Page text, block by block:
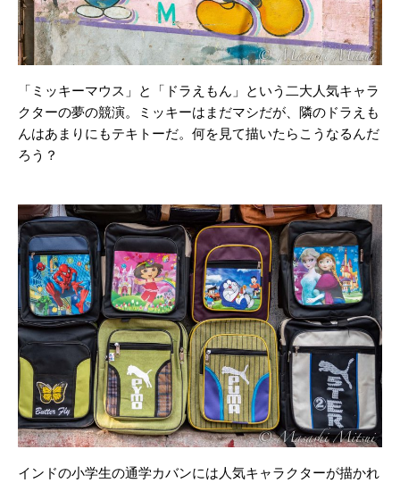
「ミッキーマウス」と「ドラえもん」という二大人気キャラ
クターの夢の競演。ミッキーはまだマシだが、隣のドラえも
んはあまりにもテキトーだ。何を見て描いたらこうなるんだ
ろう？
インドの小学生の通学カバンには人気キャラクターが描かれ